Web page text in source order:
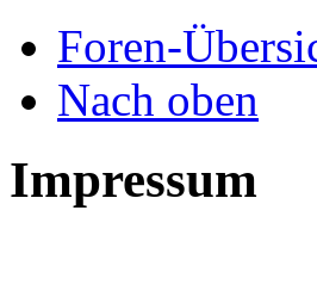
Foren-
Nach oben
Impressum